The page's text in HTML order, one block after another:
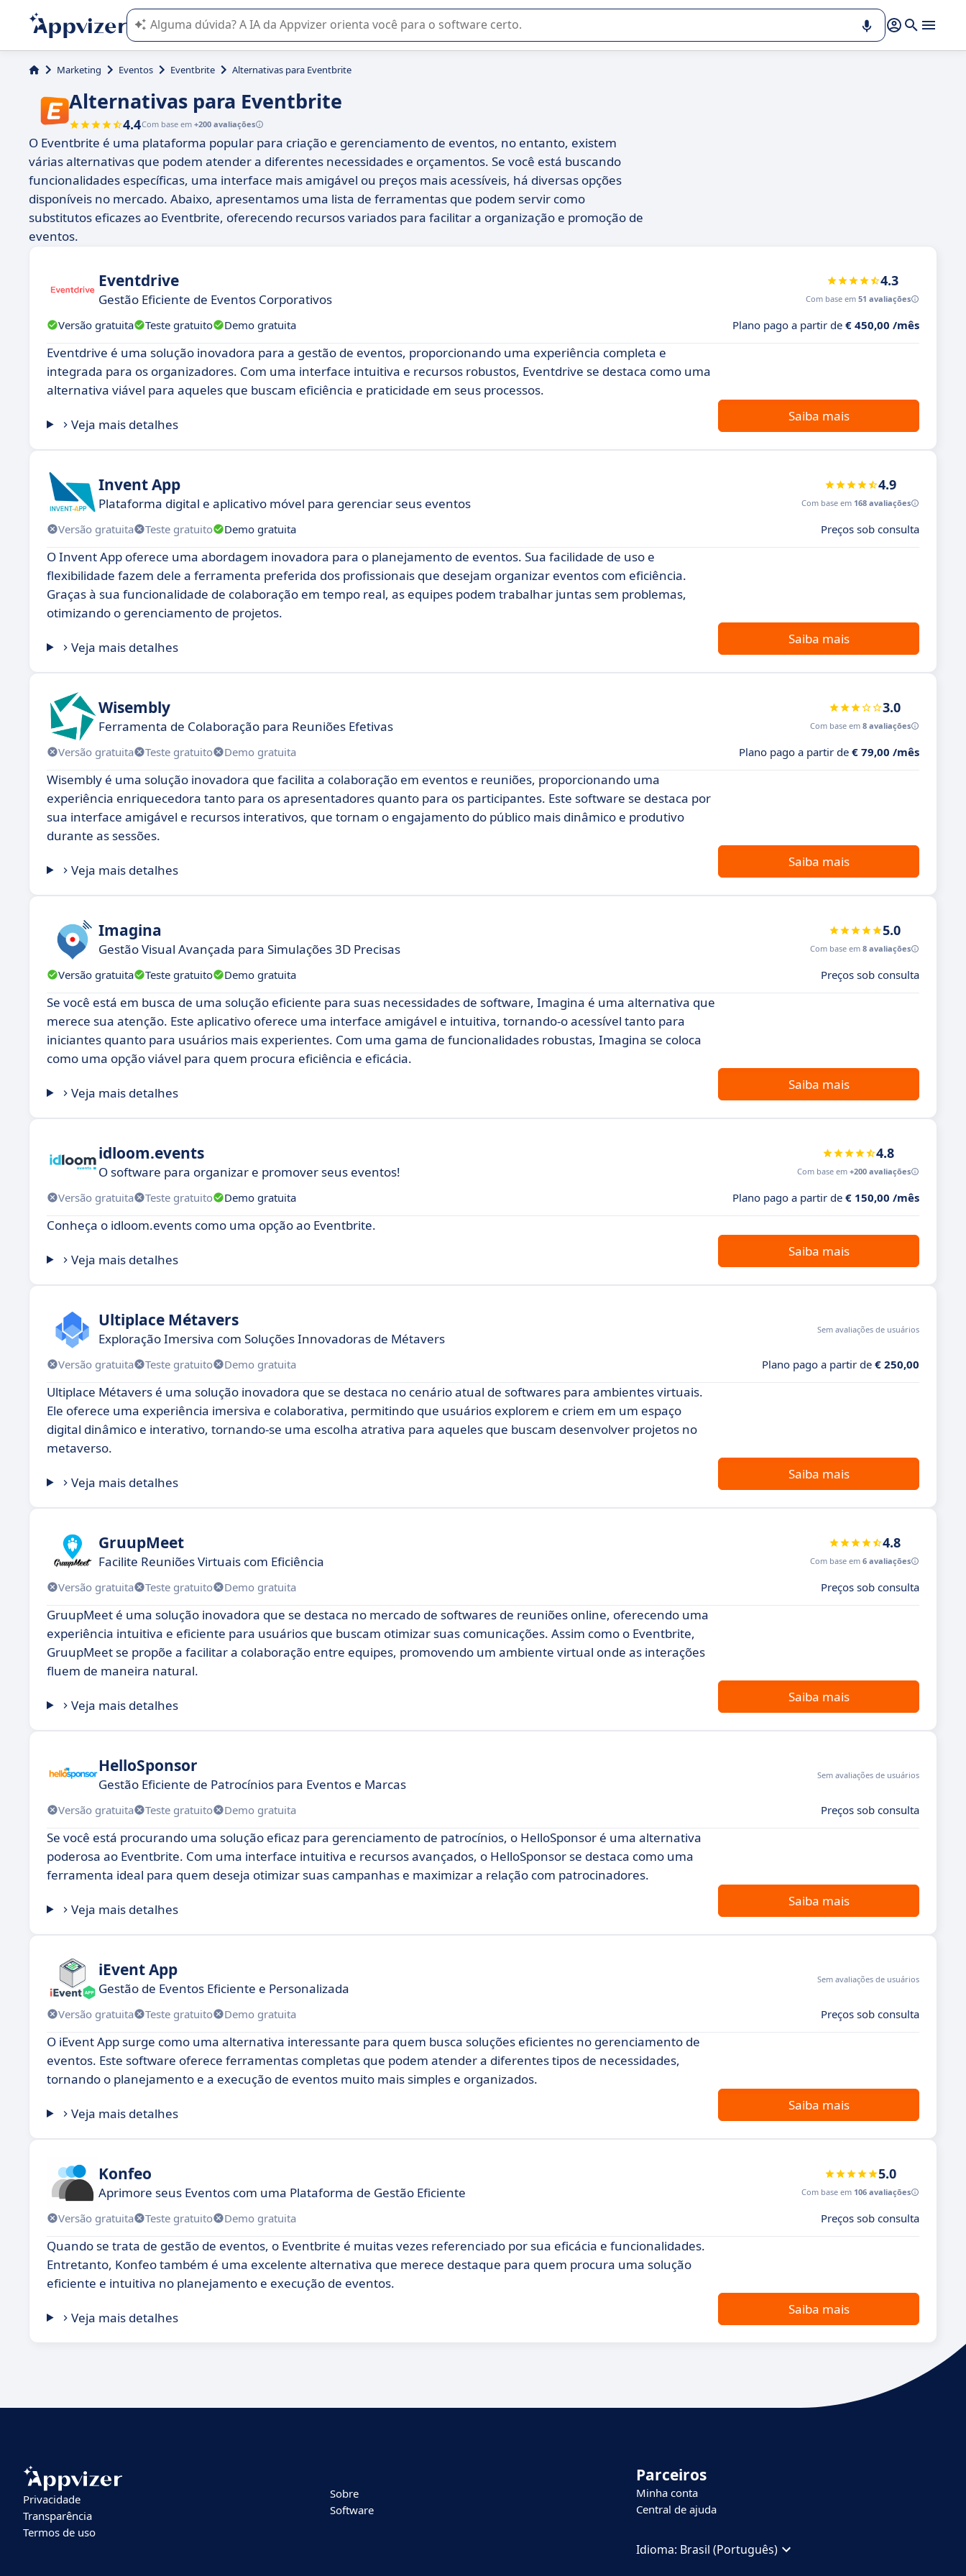
A IA do Appvizer o orienta no uso ou na seleção de software SaaS para sua empresa.
Marketing Eventos Eventbrite Alternativas para Eventbrite
Alternativas para Eventbrite
4.4Com base em +200 avaliações
O Eventbrite é uma plataforma popular para criação e gerenciamento de eventos, no entanto, existem
várias alternativas que podem atender a diferentes necessidades e orçamentos. Se você está buscando
funcionalidades específicas, uma interface mais amigável ou preços mais acessíveis, há diversas opções
disponíveis no mercado. Abaixo, apresentamos uma lista de ferramentas que podem servir como
substitutos eficazes ao Eventbrite, oferecendo recursos variados para facilitar a organização e promoção de
eventos.
Eventdrive
Gestão Eficiente de Eventos Corporativos
4.3
Com base em 51 avaliações
Versão gratuita Teste gratuito Demo gratuita Plano pago a partir de € 450,00 /mês
Eventdrive é uma solução inovadora para a gestão de eventos, proporcionando uma experiência completa e
integrada para os organizadores. Com uma interface intuitiva e recursos robustos, Eventdrive se destaca como uma
alternativa viável para aqueles que buscam eficiência e praticidade em seus processos.
Veja mais detalhes
Saiba mais
Invent App
Plataforma digital e aplicativo móvel para gerenciar seus eventos
4.9
Com base em 168 avaliações
Versão gratuita Teste gratuito Demo gratuita Preços sob consulta
O Invent App oferece uma abordagem inovadora para o planejamento de eventos. Sua facilidade de uso e
flexibilidade fazem dele a ferramenta preferida dos profissionais que desejam organizar eventos com eficiência.
Graças à sua funcionalidade de colaboração em tempo real, as equipes podem trabalhar juntas sem problemas,
otimizando o gerenciamento de projetos.
Veja mais detalhes
Saiba mais
Wisembly
Ferramenta de Colaboração para Reuniões Efetivas
3.0
Com base em 8 avaliações
Versão gratuita Teste gratuito Demo gratuita Plano pago a partir de € 79,00 /mês
Wisembly é uma solução inovadora que facilita a colaboração em eventos e reuniões, proporcionando uma
experiência enriquecedora tanto para os apresentadores quanto para os participantes. Este software se destaca por
sua interface amigável e recursos interativos, que tornam o engajamento do público mais dinâmico e produtivo
durante as sessões.
Veja mais detalhes
Saiba mais
Imagina
Gestão Visual Avançada para Simulações 3D Precisas
5.0
Com base em 8 avaliações
Versão gratuita Teste gratuito Demo gratuita Preços sob consulta
Se você está em busca de uma solução eficiente para suas necessidades de software, Imagina é uma alternativa que
merece sua atenção. Este aplicativo oferece uma interface amigável e intuitiva, tornando-o acessível tanto para
iniciantes quanto para usuários mais experientes. Com uma gama de funcionalidades robustas, Imagina se coloca
como uma opção viável para quem procura eficiência e eficácia.
Veja mais detalhes
Saiba mais
idloom.events
O software para organizar e promover seus eventos!
4.8
Com base em +200 avaliações
Versão gratuita Teste gratuito Demo gratuita Plano pago a partir de € 150,00 /mês
Conheça o idloom.events como uma opção ao Eventbrite.
Veja mais detalhes
Saiba mais
Ultiplace Métavers
Exploração Imersiva com Soluções Innovadoras de Métavers
Sem avaliações de usuários
Versão gratuita Teste gratuito Demo gratuita Plano pago a partir de € 250,00
Ultiplace Métavers é uma solução inovadora que se destaca no cenário atual de softwares para ambientes virtuais.
Ele oferece uma experiência imersiva e colaborativa, permitindo que usuários explorem e criem em um espaço
digital dinâmico e interativo, tornando-se uma escolha atrativa para aqueles que buscam desenvolver projetos no
metaverso.
Veja mais detalhes
Saiba mais
GruupMeet
Facilite Reuniões Virtuais com Eficiência
4.8
Com base em 6 avaliações
Versão gratuita Teste gratuito Demo gratuita Preços sob consulta
GruupMeet é uma solução inovadora que se destaca no mercado de softwares de reuniões online, oferecendo uma
experiência intuitiva e eficiente para usuários que buscam otimizar suas comunicações. Assim como o Eventbrite,
GruupMeet se propõe a facilitar a colaboração entre equipes, promovendo um ambiente virtual onde as interações
fluem de maneira natural.
Veja mais detalhes
Saiba mais
HelloSponsor
Gestão Eficiente de Patrocínios para Eventos e Marcas
Sem avaliações de usuários
Versão gratuita Teste gratuito Demo gratuita Preços sob consulta
Se você está procurando uma solução eficaz para gerenciamento de patrocínios, o HelloSponsor é uma alternativa
poderosa ao Eventbrite. Com uma interface intuitiva e recursos avançados, o HelloSponsor se destaca como uma
ferramenta ideal para quem deseja otimizar suas campanhas e maximizar a relação com patrocinadores.
Veja mais detalhes
Saiba mais
iEvent App
Gestão de Eventos Eficiente e Personalizada
Sem avaliações de usuários
Versão gratuita Teste gratuito Demo gratuita Preços sob consulta
O iEvent App surge como uma alternativa interessante para quem busca soluções eficientes no gerenciamento de
eventos. Este software oferece ferramentas completas que podem atender a diferentes tipos de necessidades,
tornando o planejamento e a execução de eventos muito mais simples e organizados.
Veja mais detalhes
Saiba mais
Konfeo
Aprimore seus Eventos com uma Plataforma de Gestão Eficiente
5.0
Com base em 106 avaliações
Versão gratuita Teste gratuito Demo gratuita Preços sob consulta
Quando se trata de gestão de eventos, o Eventbrite é muitas vezes referenciado por sua eficácia e funcionalidades.
Entretanto, Konfeo também é uma excelente alternativa que merece destaque para quem procura uma solução
eficiente e intuitiva no planejamento e execução de eventos.
Veja mais detalhes
Saiba mais
Privacidade
Transparência
Termos de uso
Sobre
Software
Parceiros
Minha conta
Central de ajuda
Idioma: Brasil (Português)